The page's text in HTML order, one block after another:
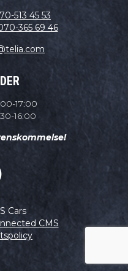
513 45 53
365 69 46
17:00
16:00
Cars
CMS